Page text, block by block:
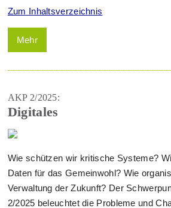
Zum Inhaltsverzeichnis
Mehr
AKP 2/2025:
Digitales
Wie schützen wir kritische Systeme?
Daten für das Gemeinwohl? Wie
Verwaltung der Zukunft? Der
2/2025 beleuchtet die Probleme und